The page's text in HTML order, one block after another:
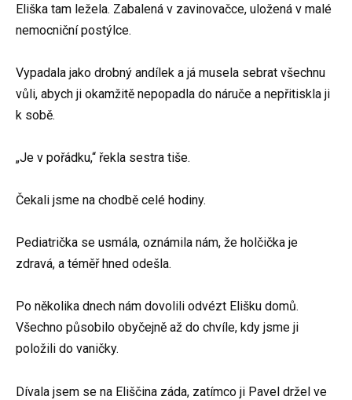
Eliška tam ležela. Zabalená v zavinovačce, uložená v malé
nemocniční postýlce.
Vypadala jako drobný andílek a já musela sebrat všechnu
vůli, abych ji okamžitě nepopadla do náruče a nepřitiskla ji
k sobě.
„Je v pořádku,“ řekla sestra tiše.
Čekali jsme na chodbě celé hodiny.
Pediatrička se usmála, oznámila nám, že holčička je
zdravá, a téměř hned odešla.
Po několika dnech nám dovolili odvézt Elišku domů.
Všechno působilo obyčejně až do chvíle, kdy jsme ji
položili do vaničky.
Dívala jsem se na Eliščina záda, zatímco ji Pavel držel ve